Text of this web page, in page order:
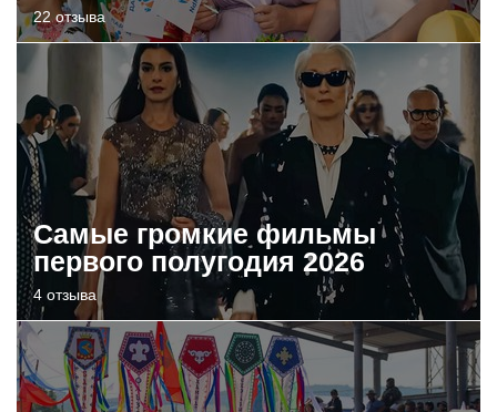
22 отзыва
Самые громкие фильмы
первого полугодия 2026
4 отзыва